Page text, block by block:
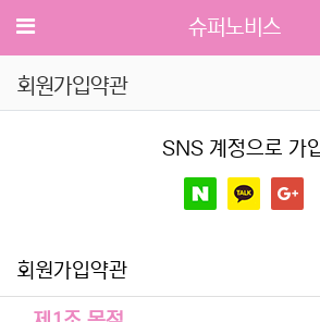
메뉴 슈퍼노비스
회원가입약관
SNS 계정으로 가
회원가입약관